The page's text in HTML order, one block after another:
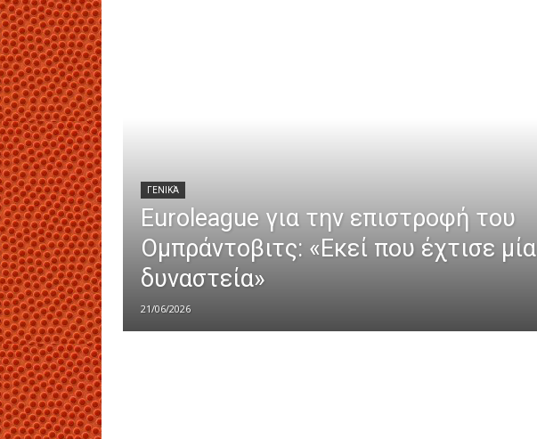
ΓΕΝΙΚΆ
Euroleague για την επιστροφή του
Ομπράντοβιτς: «Εκεί που έχτισε μία
δυναστεία»
21/06/2026